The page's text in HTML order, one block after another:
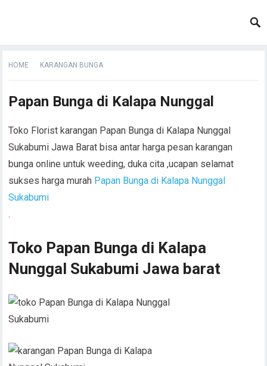
HOME KARANGAN BUNGA
Papan Bunga di Kalapa Nunggal
Toko Florist karangan Papan Bunga di Kalapa Nunggal
Sukabumi Jawa Barat bisa antar harga pesan karangan
bunga online untuk weeding, duka cita ,ucapan selamat
sukses harga murah Papan Bunga di Kalapa Nunggal
Sukabumi
.
Toko Papan Bunga di Kalapa
Nunggal Sukabumi Jawa barat